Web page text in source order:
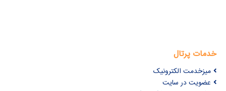
خدمات پرتال
میزخدمت الکترونیک
عضویت در سایت